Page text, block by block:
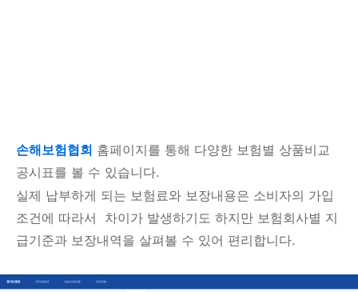
손해보험협회 홈페이지를 통해 다양한 보험별 상품비교
공시표를 볼 수 있습니다.
실제 납부하게 되는 보험료와 보장내용은 소비자의 가입
조건에 따라서 차이가 발생하기도 하지만 보험회사별 지
급기준과 보장내역을 살펴볼 수 있어 편리합니다.